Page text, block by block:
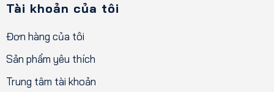
Tài khoản của tôi
Đơn hàng của tôi
Sản phẩm yêu thích
Trung tâm tài khoản